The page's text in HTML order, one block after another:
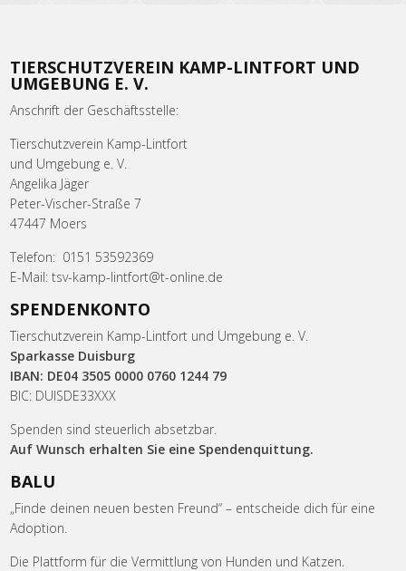
TIERSCHUTZVEREIN KAMP-LINTFORT UND
UMGEBUNG E. V.
Anschrift der Geschäftsstelle:
Tierschutzverein Kamp-Lintfort
und Umgebung e. V.
Angelika Jäger
Peter-Vischer-Straße 7
47447 Moers
Telefon: 0151 53592369
E-Mail: tsv-kamp-lintfort@t-online.de
SPENDENKONTO
Tierschutzverein Kamp-Lintfort und Umgebung e. V.
Sparkasse Duisburg
IBAN: DE04 3505 0000 0760 1244 79
BIC: DUISDE33XXX
Spenden sind steuerlich absetzbar.
Auf Wunsch erhalten Sie eine Spendenquittung.
BALU
„Finde deinen neuen besten Freund“ – entscheide dich für eine
Adoption.
Die Plattform für die Vermittlung von Hunden und Katzen.